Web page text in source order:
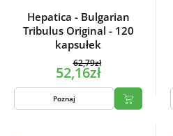
Hepatica - Bulgarian
Tribulus Original - 120
kapsułek
62,79zł
52,16zł
Poznaj